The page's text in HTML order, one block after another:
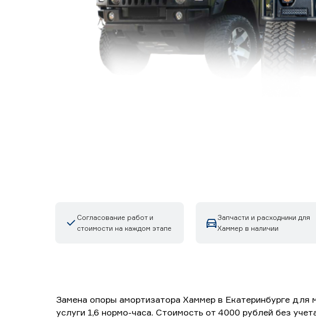
Согласование работ и
стоимости на каждом этапе
Запчасти и расходники для
Хаммер в наличии
Замена опоры амортизатора Хаммер в Екатеринбурге
услуги 1,6 нормо-часа. Стоимость от 4000 рублей без